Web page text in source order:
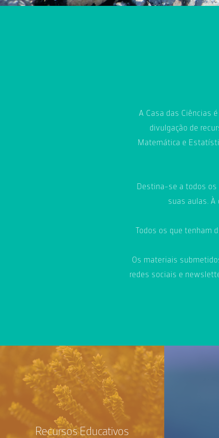
A Casa das Ciências
divulgação de
Matemática e
Destina-se a todos
suas aulas.
Todos os que tenham
Os materiais
redes sociais e
Recursos Educativos